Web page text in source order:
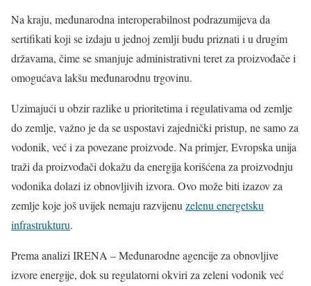
Na kraju, međunarodna interoperabilnost podrazumijeva da
sertifikati koji se izdaju u jednoj zemlji budu priznati i u drugim
državama, čime se smanjuje administrativni teret za proizvođače i
omogućava lakšu međunarodnu trgovinu.
Uzimajući u obzir razlike u prioritetima i regulativama od zemlje
do zemlje, važno je da se uspostavi zajednički pristup, ne samo za
vodonik, već i za povezane proizvode. Na primjer, Evropska unija
traži da proizvođači dokažu da energija korišćena za proizvodnju
vodonika dolazi iz obnovljivih izvora. Ovo može biti izazov za
zemlje koje još uvijek nemaju razvijenu zelenu energetsku
infrastrukturu.
Prema analizi IRENA – Međunarodne agencije za obnovljive
izvore energije, dok su regulatorni okviri za zeleni vodonik već